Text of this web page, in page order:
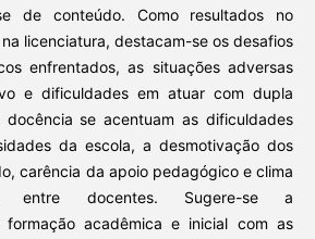
de conteúdo. Como resultados no
licenciatura, destacam-se os desafios
enfrentados, as situações adversas
e dificuldades em atuar com dupla
se acentuam as dificuldades
da escola, a desmotivação dos
carência da apoio pedagógico e clima
entre docentes. Sugere-se a
formação acadêmica e inicial com as